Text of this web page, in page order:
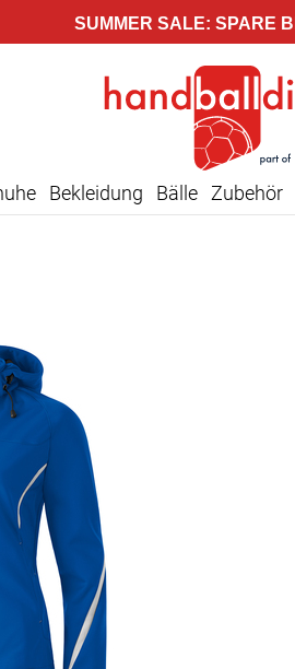
SUMMER SALE: SPARE
Bekleidung Bälle Zubehör